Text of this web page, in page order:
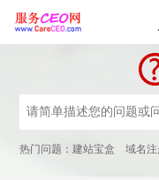
热门问题：建站宝盒 域名